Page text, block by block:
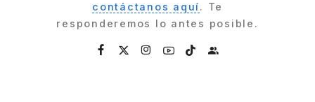
contáctanos aquí. Te
responderemos lo antes posible.